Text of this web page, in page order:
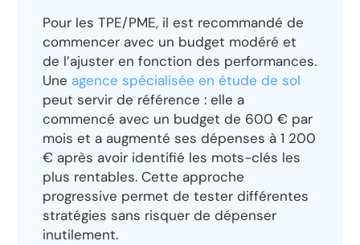
Pour les TPE/PME, il est recommandé de
commencer avec un budget modéré et
de l’ajuster en fonction des performances.
Une agence spécialisée en étude de sol
peut servir de référence : elle a
commencé avec un budget de 600 € par
mois et a augmenté ses dépenses à 1 200
€ après avoir identifié les mots-clés les
plus rentables. Cette approche
progressive permet de tester différentes
stratégies sans risquer de dépenser
inutilement.